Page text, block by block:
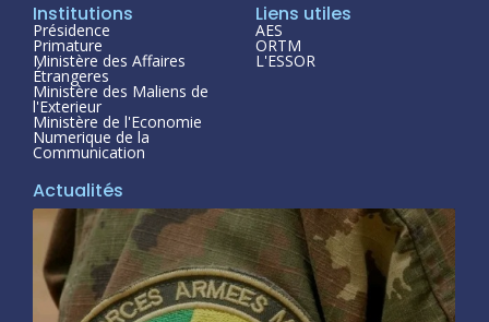
Institutions
Présidence
Primature
Ministère des Affaires
Étrangeres
Ministère des Maliens de
l'Exterieur
Ministère de l'Economie
Numerique de la
Communication
Liens utiles
AES
ORTM
L'ESSOR
Actualités